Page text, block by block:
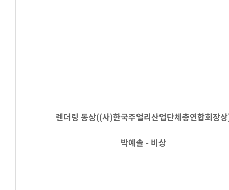
렌더링 동상((사)한국주얼리산업단체총연합회장
박예솔 - 비상